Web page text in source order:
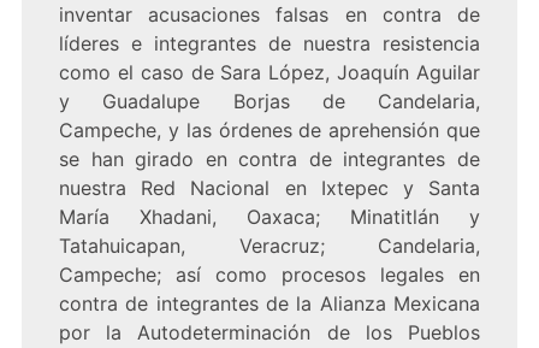
inventar acusaciones falsas en contra de
líderes e integrantes de nuestra resistencia
como el caso de Sara López, Joaquín Aguilar
y Guadalupe Borjas de Candelaria,
Campeche, y las órdenes de aprehensión que
se han girado en contra de integrantes de
nuestra Red Nacional en Ixtepec y Santa
María Xhadani, Oaxaca; Minatitlán y
Tatahuicapan, Veracruz; Candelaria,
Campeche; así como procesos legales en
contra de integrantes de la Alianza Mexicana
por la Autodeterminación de los Pueblos